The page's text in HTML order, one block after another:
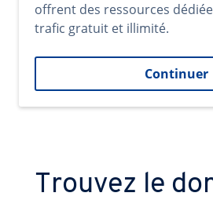
offrent des ressources
trafic gratuit et illimité.
Continuer
Trouvez le